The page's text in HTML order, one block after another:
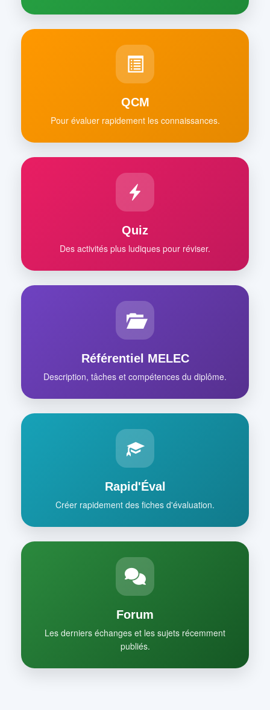
QCM
Pour évaluer rapidement les connaissances.
Quiz
Des activités plus ludiques pour réviser.
Référentiel MELEC
Description, tâches et compétences du diplôme.
Rapid'Éval
Créer rapidement des fiches d'évaluation.
Forum
Les derniers échanges et les sujets récemment
publiés.